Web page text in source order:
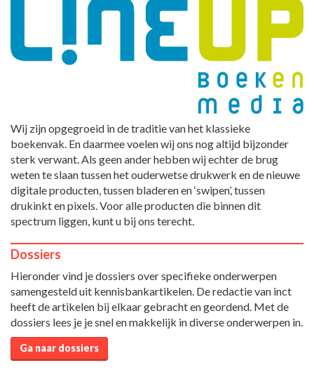
Wij zijn opgegroeid in de traditie van het klassieke
boekenvak. En daarmee voelen wij ons nog altijd bijzonder
sterk verwant. Als geen ander hebben wij echter de brug
weten te slaan tussen het ouderwetse drukwerk en de nieuwe
digitale producten, tussen bladeren en ‘swipen’, tussen
drukinkt en pixels. Voor alle producten die binnen dit
spectrum liggen, kunt u bij ons terecht.
Dossiers
Hieronder vind je dossiers over specifieke onderwerpen
samengesteld uit kennisbankartikelen. De redactie van inct
heeft de artikelen bij elkaar gebracht en geordend. Met de
dossiers lees je je snel en makkelijk in diverse onderwerpen in.
Ga naar dossiers